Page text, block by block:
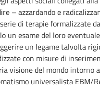
– azzardando e
di terapie formalizzate
un esame del loro
un legame talvolta
con misure di
visione del mondo intorno
universalista EBM/